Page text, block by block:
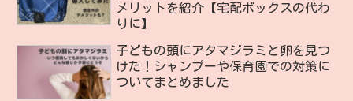
メリットを紹介【宅配ボックスの代わ
りに】
子どもの頭にアタマジラミと卵を見つ
けた！シャンプーや保育園での対策に
ついてまとめました